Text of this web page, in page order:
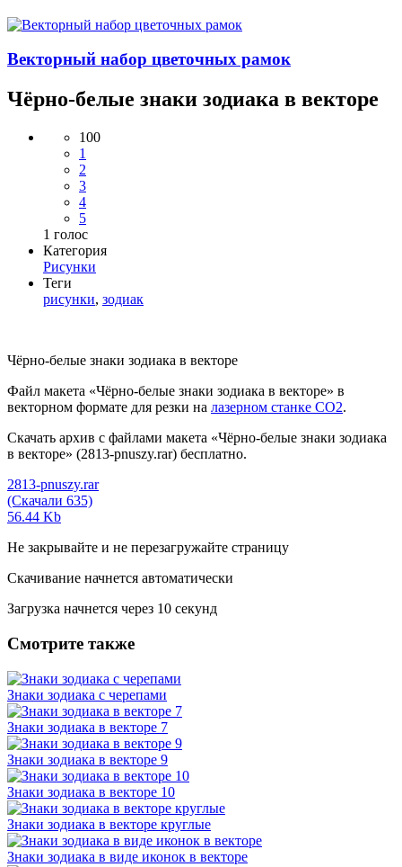
Векторный набор цветочных рамок
Чёрно-белые знаки зодиака в векторе
100
1
2
3
4
5
1 голос
Категория
Рисунки
Теги
рисунки, зодиак
Чёрно-белые знаки зодиака в векторе
Файл макета «Чёрно-белые знаки зодиака в векторе» в
векторном формате для резки на лазерном станке СО2.
Скачать архив с файлами макета «Чёрно-белые знаки зодиака
в векторе» (2813-pnuszy.rar) бесплатно.
2813-pnuszy.rar
(Скачали 635)
56.44 Kb
Не закрывайте и не перезагружайте страницу
Скачивание начнется автоматически
Загрузка начнется через 10 секунд
Смотрите также
Знаки зодиака с черепами
Знаки зодиака в векторе 7
Знаки зодиака в векторе 9
Знаки зодиака в векторе 10
Знаки зодиака в векторе круглые
Знаки зодиака в виде иконок в векторе